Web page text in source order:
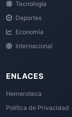
Tecnología
Deportes
Economía
Internacional
ENLACES
Hemeroteca
Política de Privacidad